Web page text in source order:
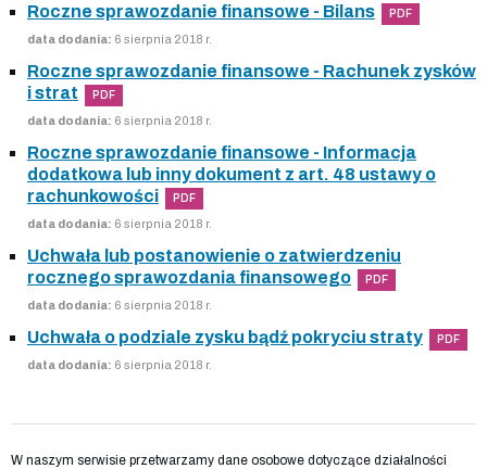
Roczne sprawozdanie finansowe - Bilans PDF
data dodania: 6 sierpnia 2018 r.
Roczne sprawozdanie finansowe - Rachunek zysków
i strat
PDF
data dodania: 6 sierpnia 2018 r.
Roczne sprawozdanie finansowe - Informacja
dodatkowa lub inny dokument z art. 48 ustawy o
rachunkowości
PDF
data dodania: 6 sierpnia 2018 r.
Uchwała lub postanowienie o zatwierdzeniu
rocznego sprawozdania finansowego
PDF
data dodania: 6 sierpnia 2018 r.
Uchwała o podziale zysku bądź pokryciu straty PDF
data dodania: 6 sierpnia 2018 r.
W naszym serwisie przetwarzamy dane osobowe dotyczące działalności